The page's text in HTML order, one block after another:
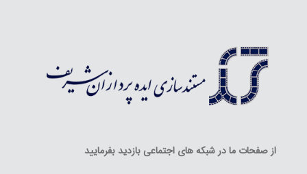
از صفحات ما در شبکه های اجتماعی بازدید بفرمایید